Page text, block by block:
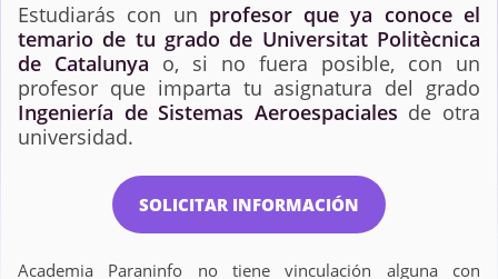
Estudiarás con un profesor que ya conoce el
temario de tu grado de Universitat Politècnica
de Catalunya o, si no fuera posible, con un
profesor que imparta tu asignatura del grado
Ingeniería de Sistemas Aeroespaciales de otra
universidad.
SOLICITAR INFORMACIÓN
Academia Paraninfo no tiene vinculación alguna con